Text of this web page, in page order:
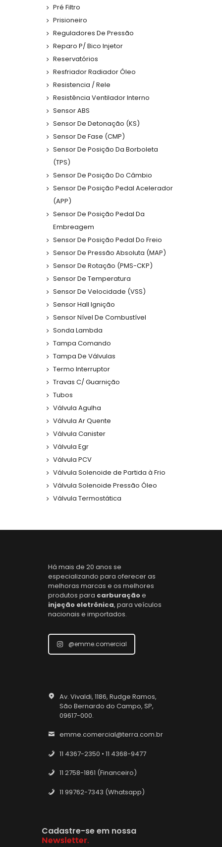
Pré Filtro
Prisioneiro
Reguladores De Pressão
Reparo P/ Bico Injetor
Reservatórios
Resfriador Radiador Óleo
Resistencia / Rele
Resistência Ventilador Interno
Sensor ABS
Sensor De Detonação (KS)
Sensor De Fase (CMP)
Sensor De Posição Da Borboleta
(TPS)
Sensor De Posição Do Câmbio
Sensor De Posição Pedal Acelerador
(APP)
Sensor De Posição Pedal Da
Embreagem
Sensor De Posição Pedal Do Freio
Sensor De Pressão Absoluta (MAP)
Sensor De Rotação (PMS-CKP)
Sensor De Temperatura
Sensor De Velocidade (VSS)
Sensor Hall Ignição
Sensor Nível De Combustível
Sonda Lambda
Tampa Comando
Tampa De Válvulas
Termo Interruptor
Travas C/ Guarnição
Tubos
Válvula Agulha
Válvula Ar Quente
Válvula Canister
Válvula Egr
Válvula PCV
Válvula Solenoide de Partida à Frio
Válvula Solenoide Pressão Óleo
Válvula Termostática
Há mais de 20 anos se
especializando para oferecer as
melhoras marcas e os melhores
produtos para carburaçãoe
injeção eletrônica, para veículos
nacionais e importados.
@emme.comercial
Av. Vivaldi, 1186, Rudge Ramos,
São Bernardo do Campo, SP,
09617-000.
emme.comercial@terra.com.br
11 4367-2350 • 11 4368-9477
11 2758-1861 (Financeiro)
11 99762-7343 (Whatsapp)
Cadastre-se em nossa
Newsletter.